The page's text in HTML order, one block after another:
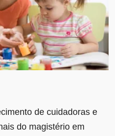
de cuidadoras e
do magistério em